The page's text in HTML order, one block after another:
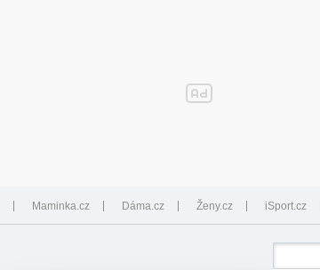
Maminka.cz Dáma.cz Ženy.cz iSport.cz